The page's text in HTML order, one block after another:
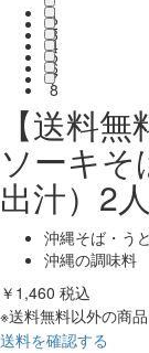
1
2
3
4
5
6
7
8
【送料
ソーキそ
出汁）2
沖縄そば・う
沖縄の調味料
￥1,460 税込
※送料無料以外の商
送料を確認する